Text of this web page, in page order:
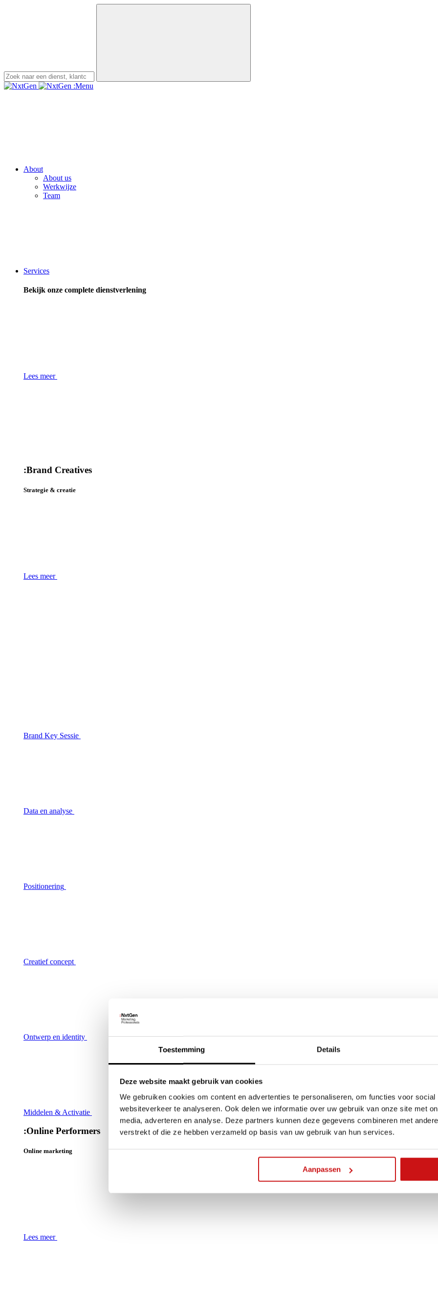
Toestemming Details
Deze website maakt gebruik van cookies
We gebruiken cookies om content en advertenties te personaliseren, om functies voor
websiteverkeer te analyseren. Ook delen we informatie over uw gebruik van onze site met
media, adverteren en analyse. Deze partners kunnen deze gegevens combineren met
verstrekt of die ze hebben verzameld op basis van uw gebruik van hun services.
Aanpassen
:Menu
About
About us
Werkwijze
Team
Services
Bekijk onze complete dienstverlening
Lees meer
:Brand Creatives
Strategie & creatie
Lees meer
Brand Key Sessie
Data en analyse
Positionering
Creatief concept
Ontwerp en identity
Middelen & Activatie
:Online Performers
Online marketing
Lees meer